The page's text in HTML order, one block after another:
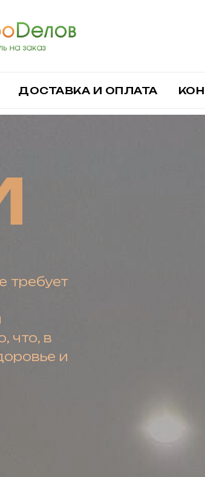
ДОСТАВКА И ОПЛАТА
требует
что, в
и